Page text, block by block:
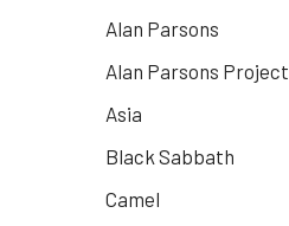
Alan Parsons
Alan Parsons Project
Asia
Black Sabbath
Camel